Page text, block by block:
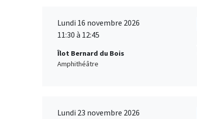
Lundi 16 novembre 2026
11:30 à 12:45
Îlot Bernard du Bois
Amphithéâtre
Lundi 23 novembre 2026